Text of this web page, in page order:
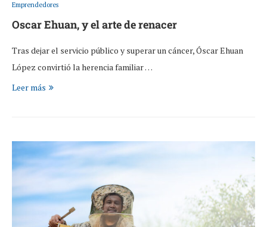
Emprendedores
Oscar Ehuan, y el arte de renacer
Tras dejar el servicio público y superar un cáncer, Óscar Ehuan
López convirtió la herencia familiar …
Leer más